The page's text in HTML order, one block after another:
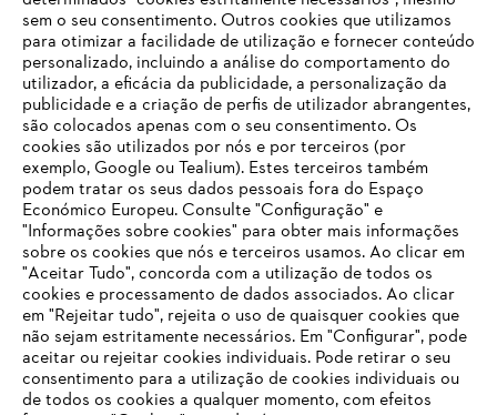
Empresa
FAQs Loja Online
Contacto
O SEU NAVEGADOR NÃO SUPORTA
ESTE WEBSITE
Está utilizar um navegador que ainda não suportamos. Para
obter o melhor uso de nosso site, recomendamos que altere
para um dos seguintes navegadores:
sem o seu consentimento. Outros cookies que utilizamos
para otimizar a facilidade de utilização e fornecer conteúdo
personalizado, incluindo a análise do comportamento do
utilizador, a eficácia da publicidade, a personalização da
publicidade e a criação de perfis de utilizador abrangentes,
são colocados apenas com o seu consentimento. Os
cookies são utilizados por nós e por terceiros (por
exemplo, Google ou Tealium). Estes terceiros também
podem tratar os seus dados pessoais fora do Espaço
Económico Europeu. Consulte "Configuração" e
"Informações sobre cookies" para obter mais informações
sobre os cookies que nós e terceiros usamos. Ao clicar em
"Aceitar Tudo", concorda com a utilização de todos os
cookies e processamento de dados associados. Ao clicar
em "Rejeitar tudo", rejeita o uso de quaisquer cookies que
não sejam estritamente necessários. Em "Configurar", pode
aceitar ou rejeitar cookies individuais. Pode retirar o seu
consentimento para a utilização de cookies individuais ou
de todos os cookies a qualquer momento, com efeitos